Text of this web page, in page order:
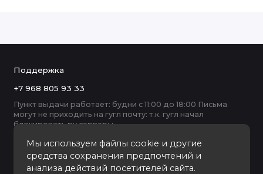
Мы используем файлы cookie и другие
средства сохранения предпочтений и
анализа действий посетителей сайта.
Поддержка
+7 968 805 93 33
Пункт выдачи работает: будни с 11:00 до 18:00 Письма
могут не приходить на гугл почту: т.к. гугл начал
блокировать ру серверы